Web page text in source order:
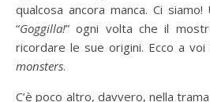
qualcosa ancora manca. Ci
“Goggilla!” ogni volta che il
ricordare le sue origini. Ecco a voi
monsters.
C’è poco altro, davvero, nella